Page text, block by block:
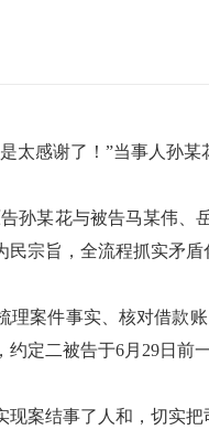
太感谢了！”当事人孙某
孙某花与被告马某伟
民宗旨，全流程抓实矛
理案件事实、核对借款
定二被告于6月29日前
现案结事了人和，切实